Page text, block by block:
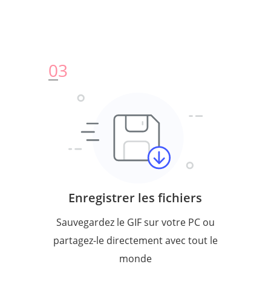
03
Enregistrer les fichiers
Sauvegardez le GIF sur votre PC ou
partagez-le directement avec tout le
monde